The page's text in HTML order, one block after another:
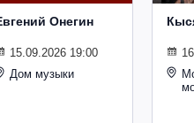
Онегин
15.09.2026 19:00
Дом музыки